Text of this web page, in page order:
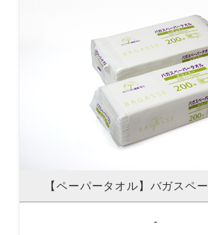
【ペーパータオル】バガスペ
-